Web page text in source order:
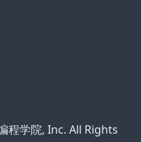
程学院, Inc. All Rights